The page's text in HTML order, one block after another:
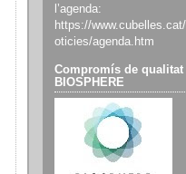
l’agenda:
https://
oticies/agenda.htm
Compromís de qualitat
BIOSPHERE